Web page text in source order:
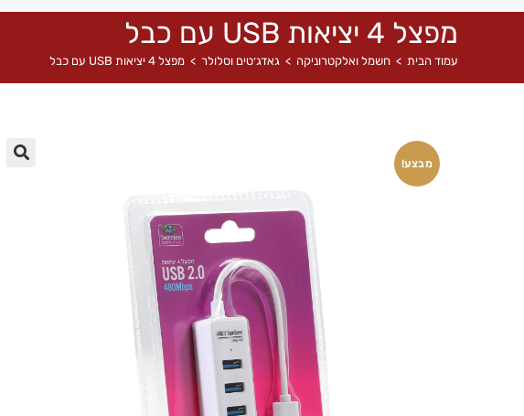
מפצל 4 יציאות USB עם כבל
עמוד הבית > חשמל ואלקטרוניקה > גאדג׳טים וסלולר > מפצל 4 יציאות USB עם כבל
מבצע!